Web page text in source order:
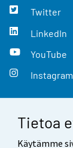
Tietoa
Käytämme
Twitter
LinkedIn
YouTube
Instagram
Yhteystiedot